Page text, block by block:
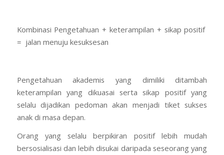
Kombinasi Pengetahuan + keterampilan + sikap positif
= jalan menuju kesuksesan
Pengetahuan akademis yang dimiliki ditambah
keterampilan yang dikuasai serta sikap positif yang
selalu dijadikan pedoman akan menjadi tiket sukses
anak di masa depan.
Orang yang selalu berpikiran positif lebih mudah
bersosialisasi dan lebih disukai daripada seseorang yang